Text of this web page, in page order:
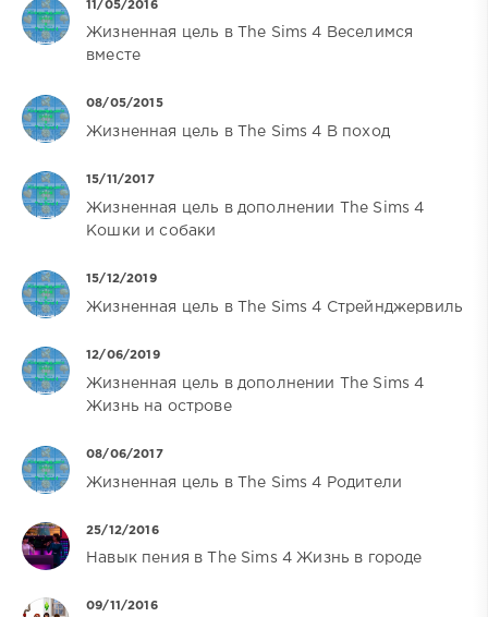
11/05/2016
Жизненная цель в The Sims 4 Веселимся
вместе
08/05/2015
Жизненная цель в The Sims 4 В поход
15/11/2017
Жизненная цель в дополнении The Sims 4
Кошки и собаки
15/12/2019
Жизненная цель в The Sims 4 Стрейнджервиль
12/06/2019
Жизненная цель в дополнении The Sims 4
Жизнь на острове
08/06/2017
Жизненная цель в The Sims 4 Родители
25/12/2016
Навык пения в The Sims 4 Жизнь в городе
09/11/2016